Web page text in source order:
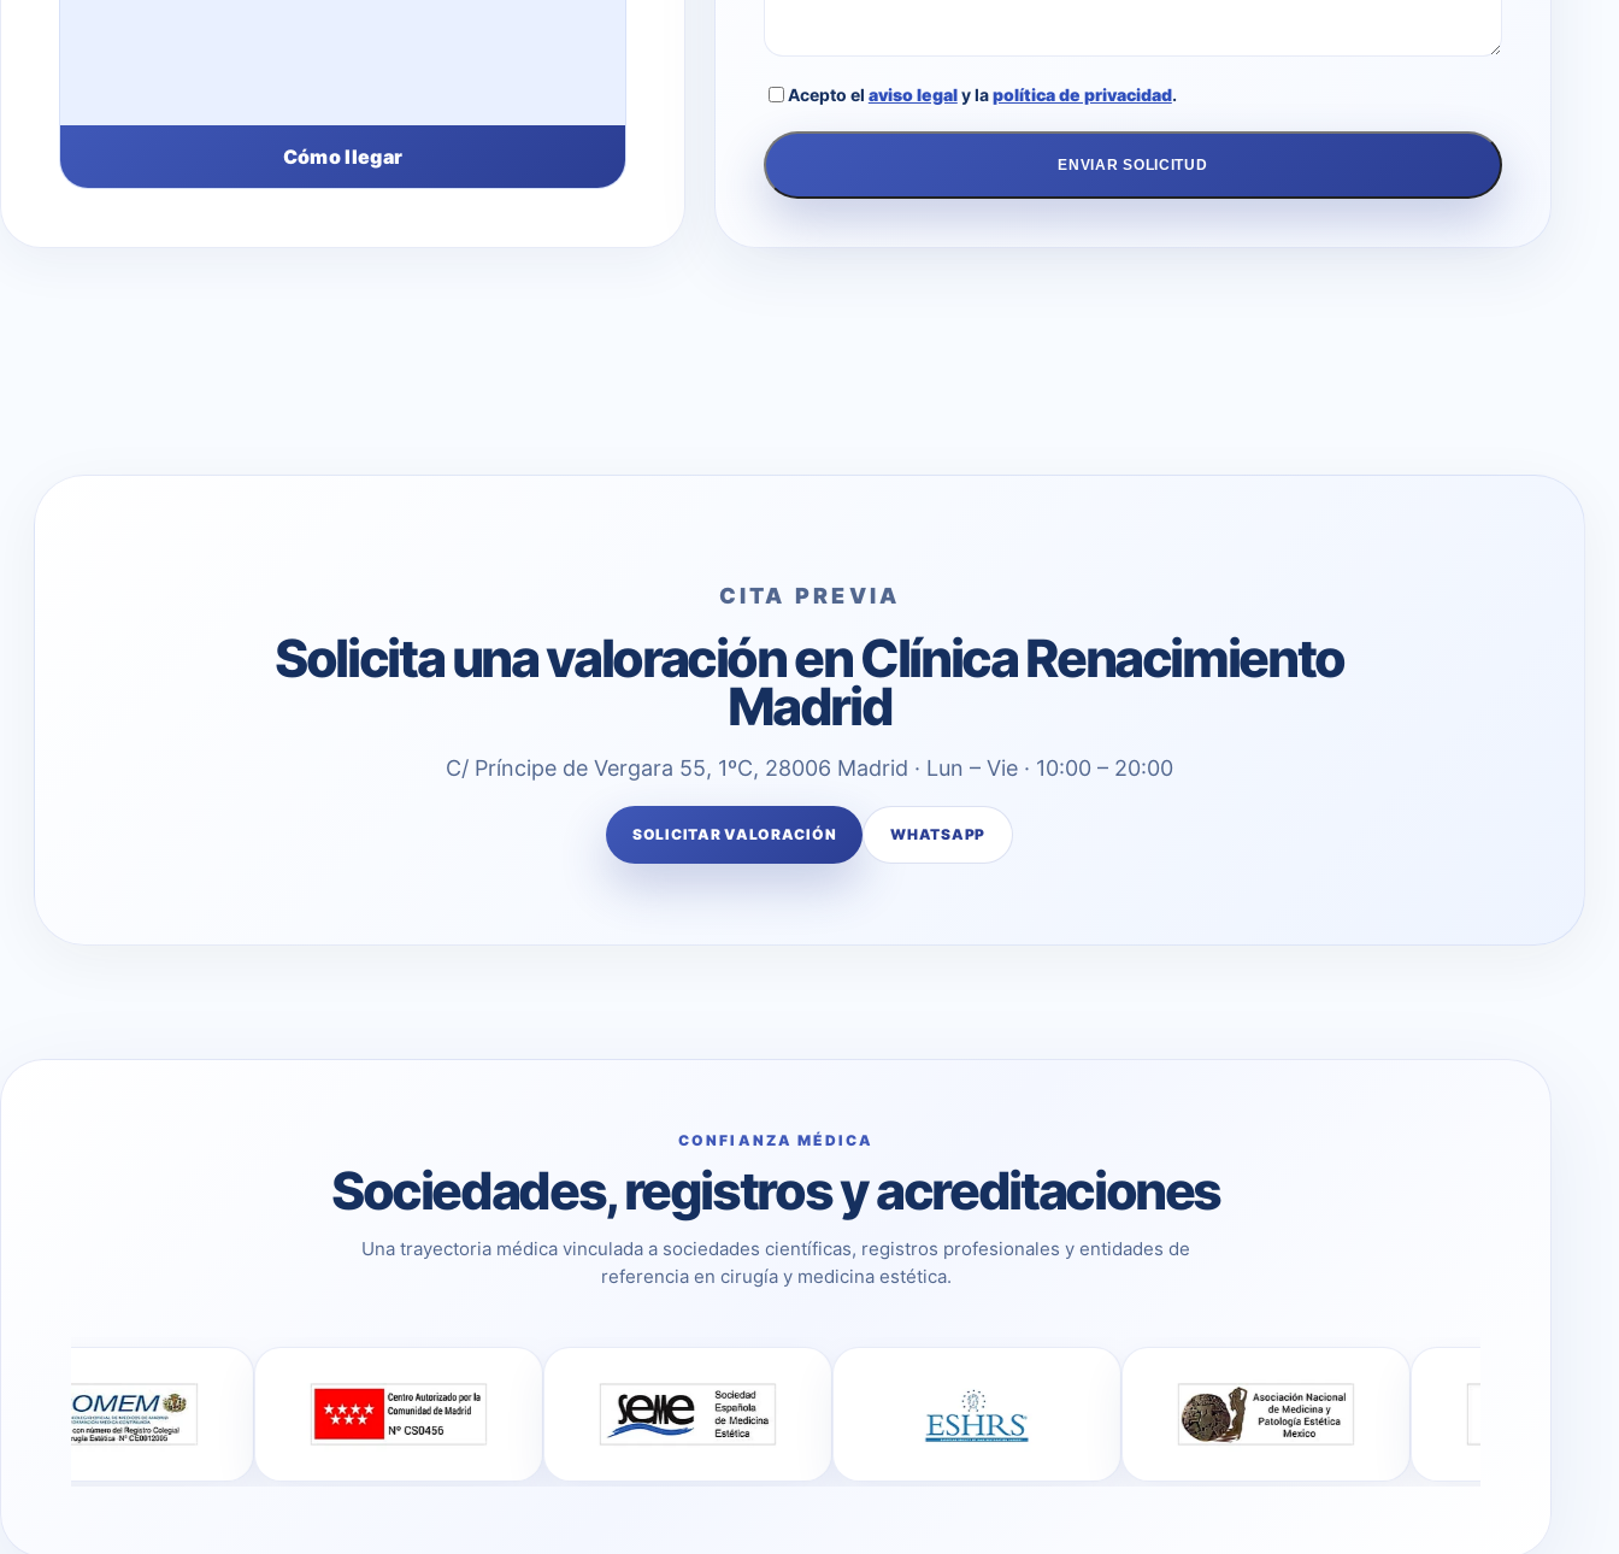
Cómo llegar
Acepto el aviso legaly lapolítica de privacidad.
ENVIAR SOLICITUD
CITA PREVIA
Solicita una valoración en Clínica Renacimiento
Madrid
C/ Príncipe de Vergara 55, 1ºC, 28006 Madrid · Lun – Vie · 10:00 – 20:00
SOLICITAR VALORACIÓN WHATSAPP
CONFIANZA MÉDICA
Sociedades, registros y acreditaciones
Una trayectoria médica vinculada a sociedades científicas, registros profesionales y entidades de
referencia en cirugía y medicina estética.